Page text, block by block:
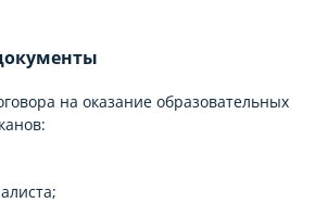
на оказание образовательных